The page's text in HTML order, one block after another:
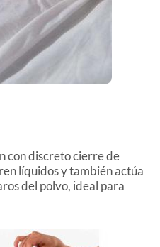
con discreto cierre de
líquidos y también actúa
del polvo, ideal para